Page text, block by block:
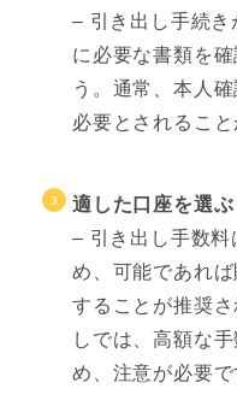
– 引き出し手続
に必要な書類を
う。通常、本人
必要とされること
適した口座を選ぶ
– 引き出し手数料
め、可能であれ
することが推奨
しでは、高額な
め、注意が必要で